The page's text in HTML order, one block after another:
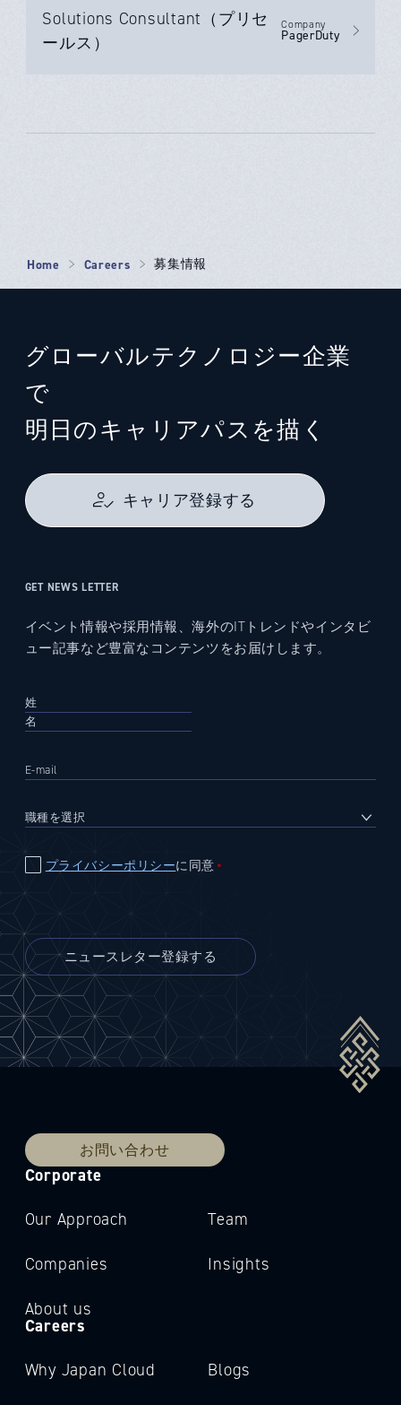
Solutions Consultant（プリセ
ールス）
Company
PagerDuty
Home Careers 募集情報
グローバルテクノロジー企業
で
明日のキャリアパスを描く
キャリア登録する
GET NEWS LETTER
イベント情報や採用情報、海外のITトレンドやインタビ
ュー記事など豊富なコンテンツをお届けします。
プライバシーポリシーに同意 ＊
お問い合わせ
Corporate
Our Approach
Companies
About us
Team
Insights
Careers
Why Japan Cloud Blogs